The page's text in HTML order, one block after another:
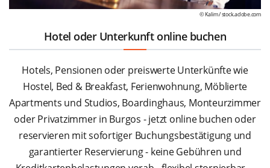
© Kalim /stock.adobe.com
Hotel oder Unterkunft online buchen
Hotels, Pensionen oder preiswerte Unterkünfte wie
Hostel, Bed & Breakfast, Ferienwohnung, Möblierte
Apartments und Studios, Boardinghaus, Monteurzimmer
oder Privatzimmer in Burgos - jetzt online buchen oder
reservieren mit sofortiger Buchungsbestätigung und
garantierter Reservierung - keine Gebühren und